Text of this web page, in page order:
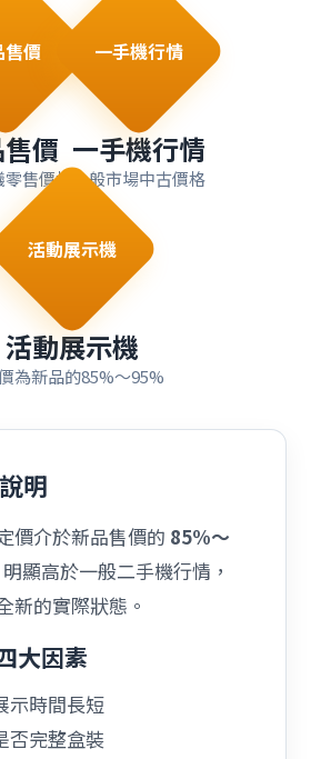
售價
價
售價格
一手機行情
一手機行情
一般市場中古價格
活動展示機
活動展示機
為新品的85%～95%
明
價介於新品售價的 85%～
顯高於一般二手機行情，
新的實際狀態。
大因素
示時間長短
否完整盒裝